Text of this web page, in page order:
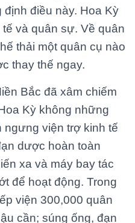
điều này. Hoa Kỳ
và quân sự. Về quân
thải một quân cụ nào
thay thế ngay.
Bắc đã xâm chiếm
Kỳ không những
ngưng viện trợ kinh tế
dược hoàn toàn
xa và máy bay tác
để hoạt động. Trong
viện 300,000 quân
cần; súng ống, đạn